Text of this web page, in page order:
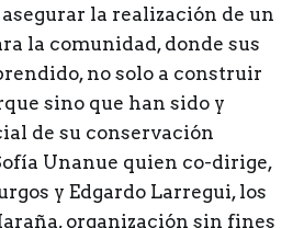
la realización de un
la comunidad, donde sus
no solo a construir
sino que han sido y
de su conservación
Unanue quien co-dirige,
y Edgardo Larregui, los
organización sin fines